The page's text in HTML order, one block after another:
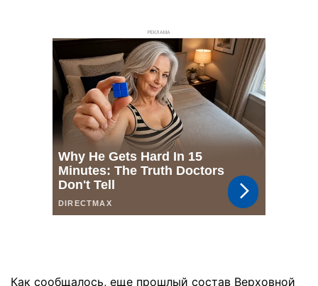
РЕКЛАМА
Как сообщалось, еще прошлый состав Верховной